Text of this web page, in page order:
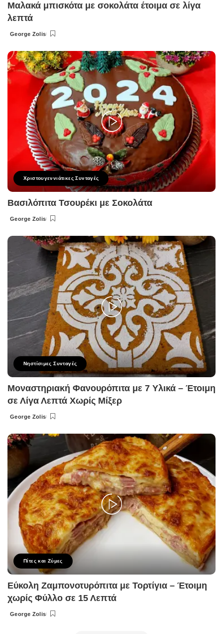
Μαλακά μπισκότα με σοκολάτα έτοιμα σε λίγα
λεπτά
Posted
George Zolis
Χριστουγεννιάτικες Συνταγές
Βασιλόπιτα Τσουρέκι με Σοκολάτα
Posted
George Zolis
Νηστίσιμες Συνταγές
Μοναστηριακή Φανουρόπιτα με 7 Υλικά – Έτοιμη
σε Λίγα Λεπτά Χωρίς Μίξερ
Posted
George Zolis
Πίτες και Ζύμες
Εύκολη Ζαμπονοτυρόπιτα με Τορτίγια – Έτοιμη
χωρίς Φύλλο σε 15 Λεπτά
Posted
George Zolis